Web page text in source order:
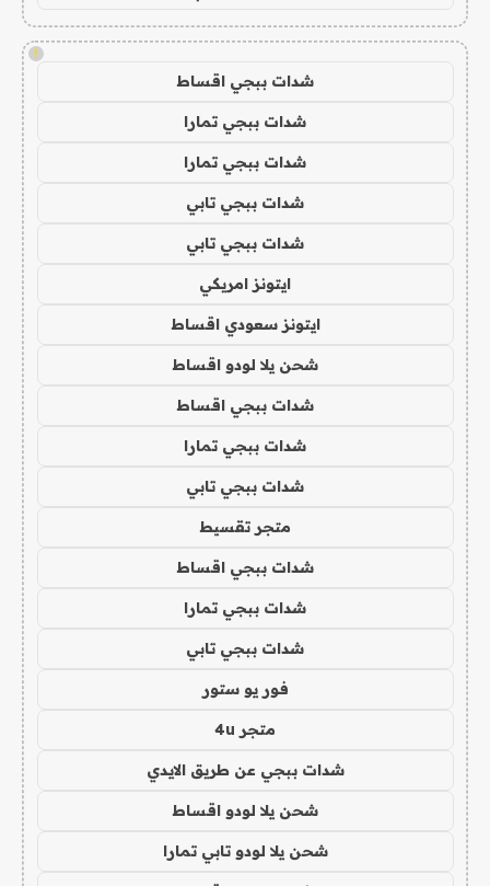
!
شدات ببجي اقساط
شدات ببجي تمارا
شدات ببجي تمارا
شدات ببجي تابي
شدات ببجي تابي
ايتونز امريكي
ايتونز سعودي اقساط
شحن يلا لودو اقساط
شدات ببجي اقساط
شدات ببجي تمارا
شدات ببجي تابي
متجر تقسيط
شدات ببجي اقساط
شدات ببجي تمارا
شدات ببجي تابي
فور يو ستور
متجر 4u
شدات ببجي عن طريق الايدي
شحن يلا لودو اقساط
شحن يلا لودو تابي تمارا